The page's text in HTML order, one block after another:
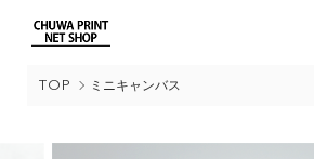
TOP ミニキャンバス